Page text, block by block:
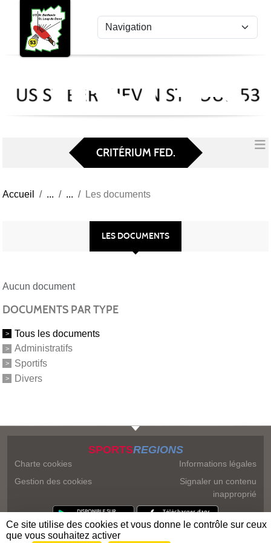
US
St
53
CRITÉRIUM FED.
Accueil Les documents
LES DOCUMENTS
Aucun document
DOCUMENTS PAR TYPE
Tous les documents
Administratifs
Sportifs
Divers
SPORTSREGIONS
Charte cookies
Gestion des cookies
Informations légales
Signaler un contenu
inapproprié
Panneau de gestion des cookies
Ce site utilise des cookies et vous donne le contrôle sur ceux
que vous souhaitez activer